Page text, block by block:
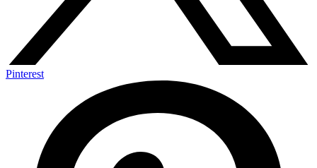
Pinterest